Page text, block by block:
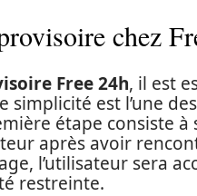
chez
Free 24h, il est
simplicité est l’une
étape consiste à
après avoir
l’utilisateur sera
restreinte.